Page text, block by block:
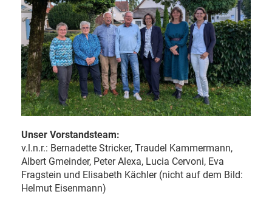
Unser Vorstandsteam:
v.l.n.r.: Bernadette Stricker, Traudel Kammermann,
Albert Gmeinder, Peter Alexa, Lucia Cervoni, Eva
Fragstein und Elisabeth Kächler (nicht auf dem Bild:
Helmut Eisenmann)